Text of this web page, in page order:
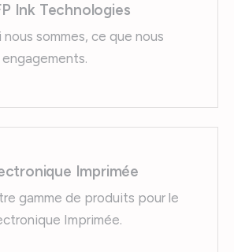
Ink Technologies
sommes, ce que nous
Imprimée
gamme de produits pour le
Imprimée.